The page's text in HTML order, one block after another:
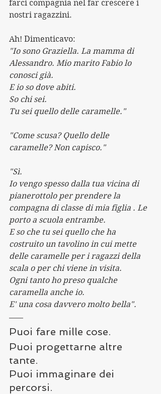
farci compagnia nel far crescere i
nostri ragazzini.
Ah! Dimenticavo:
"Io sono Graziella. La mamma di
Alessandro. Mio marito Fabio lo
conosci già.
E io so dove abiti.
So chi sei.
Tu sei quello delle caramelle."
"Come scusa? Quello delle
caramelle? Non capisco."
"Sì.
Io vengo spesso dalla tua vicina di
pianerottolo per prendere la
compagna di classe di mia figlia . Le
porto a scuola entrambe.
E so che tu sei quello che ha
costruito un tavolino in cui mette
delle caramelle per i ragazzi della
scala o per chi viene in visita.
Ogni tanto ho preso qualche
caramella anche io.
E' una cosa davvero molto bella".
Puoi fare mille cose.
Puoi progettarne altre
tante.
Puoi immaginare dei
percorsi.